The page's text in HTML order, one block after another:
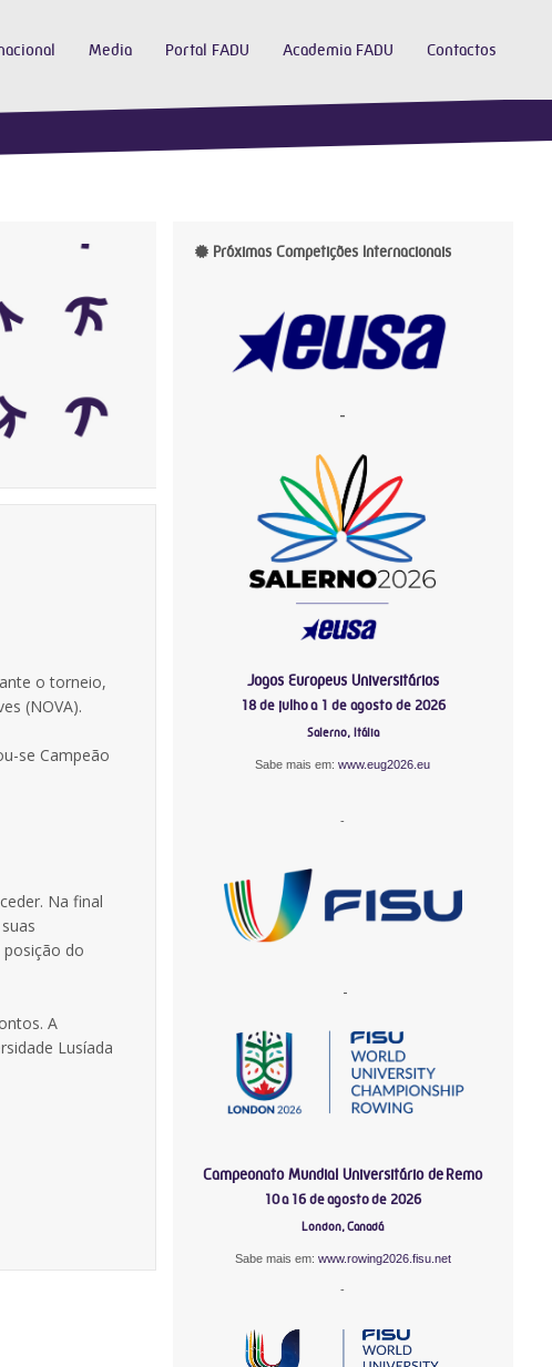
Media Portal FADU Academia FADU Contactos
o torneio,
(NOVA).
se Campeão
Na final
posição do
A
Lusíada
Próximas Competições Internacionais
-
Jogos Europeus Universitários
18 de julho a 1 de agosto de 2026
Salerno, Itália
Sabe mais em:www.eug2026.eu
-
-
Campeonato Mundial Universitário de Remo
10 a 16 de agosto de 2026
London, Canadá
Sabe mais em: www.rowing2026.fisu.net
-